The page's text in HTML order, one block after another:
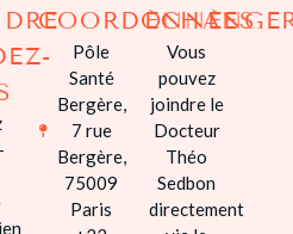
CHIRURGIE
CHIRURGIE
SILHOUETTE
CHIRURGIE
INTIME
COORDONNÉES
Pôle
Santé
Bergère,
7 rue
Bergère,
75009
Paris
Vous
pouvez
joindre le
Docteur
Théo
Sedbon
directement